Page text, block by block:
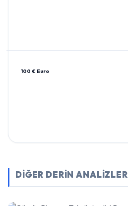
100 € Euro
DİĞER DERİN ANALİZLER